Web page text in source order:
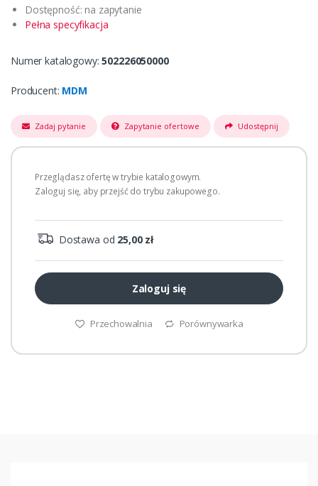
Dostępność: na zapytanie
Pełna specyfikacja
Numer katalogowy:502226050000
Producent: MDM
Zadaj pytanie Zapytanie ofertowe Udostępnij
Przeglądasz ofertę w trybie katalogowym.
Zaloguj się, aby przejść do trybu zakupowego.
Dostawa od 25,00 zł
Zaloguj się
Przechowalnia Porównywarka